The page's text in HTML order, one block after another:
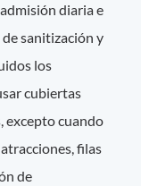
diaria e
sanitización y
los
cubiertas
excepto cuando
filas
de